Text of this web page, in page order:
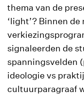
thema van de
‘light’? Binnen
signaleerden de
spanningsvelden
ideologie vs
cultuurparagraaf